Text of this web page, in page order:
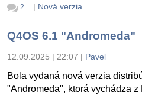
2 | Nová verzia
Q4OS 6.1 "Andromeda"
12.09.2025 | 22:07 | Pavel
Bola vydaná nová verzia
"Andromeda", ktorá vychádza